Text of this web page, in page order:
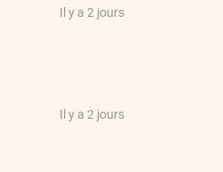
Il y a 2 jours
Il y a 2 jours